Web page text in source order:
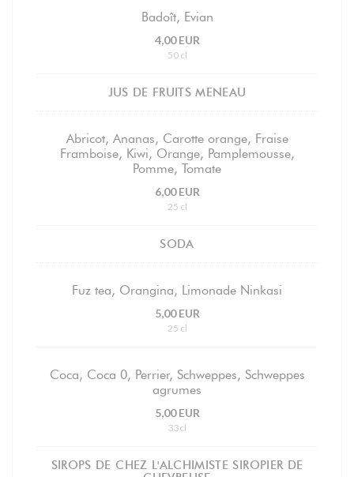
Badoît, Evian
4,00 EUR
50 cl
JUS DE FRUITS MENEAU
Abricot, Ananas, Carotte orange, Fraise
Framboise, Kiwi, Orange, Pamplemousse,
Pomme, Tomate
6,00 EUR
25 cl
SODA
Fuz tea, Orangina, Limonade Ninkasi
5,00 EUR
25 cl
Coca, Coca 0, Perrier, Schweppes, Schweppes
agrumes
5,00 EUR
33cl
SIROPS DE CHEZ L'ALCHIMISTE SIROPIER DE